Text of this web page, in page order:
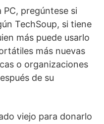
pregúntese si
TechSoup, si tiene
más puede usarlo
más nuevas
o organizaciones
de su
viejo para donarlo